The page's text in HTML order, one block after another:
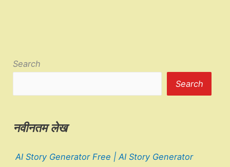
Search
Search
नवीनतम लेख
AI Story Generator Free | AI Story Generator